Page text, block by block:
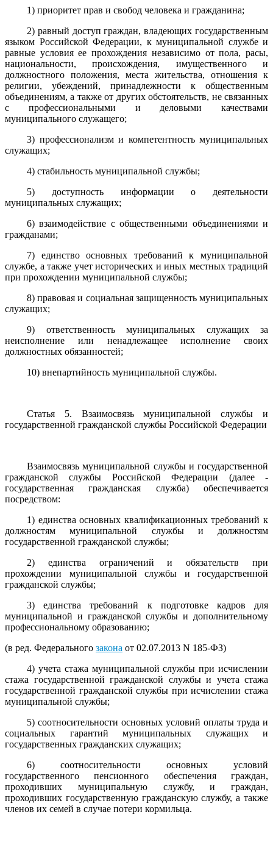
1) приоритет прав и свобод человека и гражданина;
2) равный доступ граждан, владеющих государственным
языком Российской Федерации, к муниципальной службе и
равные условия ее прохождения независимо от пола, расы,
национальности, происхождения, имущественного и
должностного положения, места жительства, отношения к
религии, убеждений, принадлежности к общественным
объединениям, а также от других обстоятельств, не связанных
с профессиональными и деловыми качествами
муниципального служащего;
3) профессионализм и компетентность муниципальных
служащих;
4) стабильность муниципальной службы;
5) доступность информации о деятельности
муниципальных служащих;
6) взаимодействие с общественными объединениями и
гражданами;
7) единство основных требований к муниципальной
службе, а также учет исторических и иных местных традиций
при прохождении муниципальной службы;
8) правовая и социальная защищенность муниципальных
служащих;
9) ответственность муниципальных служащих за
неисполнение или ненадлежащее исполнение своих
должностных обязанностей;
10) внепартийность муниципальной службы.
Статья 5. Взаимосвязь муниципальной службы и
государственной гражданской службы Российской Федерации
Взаимосвязь муниципальной службы и государственной
гражданской службы Российской Федерации (далее -
государственная гражданская служба) обеспечивается
посредством:
1) единства основных квалификационных требований к
должностям муниципальной службы и должностям
государственной гражданской службы;
2) единства ограничений и обязательств при
прохождении муниципальной службы и государственной
гражданской службы;
3) единства требований к подготовке кадров для
муниципальной и гражданской службы и дополнительному
профессиональному образованию;
(в ред. Федерального закона от 02.07.2013 N 185-ФЗ)
4) учета стажа муниципальной службы при исчислении
стажа государственной гражданской службы и учета стажа
государственной гражданской службы при исчислении стажа
муниципальной службы;
5) соотносительности основных условий оплаты труда и
социальных гарантий муниципальных служащих и
государственных гражданских служащих;
6) соотносительности основных условий
государственного пенсионного обеспечения граждан,
проходивших муниципальную службу, и граждан,
проходивших государственную гражданскую службу, а также
членов их семей в случае потери кормильца.